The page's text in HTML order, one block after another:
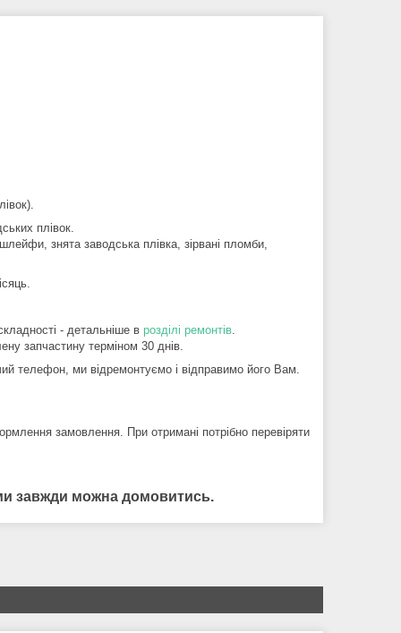
плівок.
знята заводська плівка, зірвані пломби,
- детальніше в розділі ремонтів
запчастину терміном 30 днів.
телефон, ми відремонтуємо і відправимо його Вам.
замовлення. При отримані потрібно перевіряти
завжди можна домовитись.